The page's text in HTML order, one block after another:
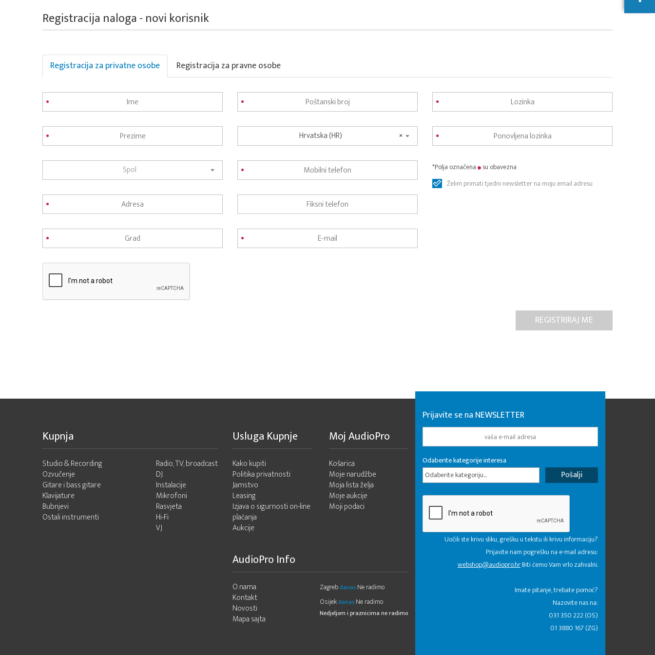
Registracija naloga - novi korisnik
Registracija za privatne osobe Registracija za pravne osobe
Spol
×
Hrvatska (HR)
*Polja označena
su obavezna
Želim primati tjedni newsletter na moju email adresu
Kupnja
Studio & Recording
Ozvučenje
Gitare i bass gitare
Klavijature
Bubnjevi
Ostali instrumenti
Radio, TV, broadcast
DJ
Instalacije
Mikrofoni
Rasvjeta
Hi-Fi
VJ
Usluga Kupnje
Kako kupiti
Politika privatnosti
Jamstvo
Leasing
Izjava o sigurnosti on-line
plaćanja
Aukcije
Moj AudioPro
Košarica
Moje narudžbe
Moja lista želja
Moje aukcije
Moji podaci
AudioPro Info
O nama
Kontakt
Novosti
Mapa sajta
Zagreb danas Ne radimo
Osijek danas Ne radimo
Nedjeljom i praznicima ne radimo
Prijavite se na NEWSLETTER
Odaberite kategorije interesa
Odaberite kategoriju...
Uočili ste krivu sliku, grešku u tekstu ili krivu informaciju?
Prijavite nam pogrešku na e-mail adresu:
webshop@audiopro.hrBiti ćemo Vam vrlo zahvalni.
​Imate pitanje, trebate pomoć?
Nazovite nas na:
031 350 222 (OS)
01 3880 167 (ZG)